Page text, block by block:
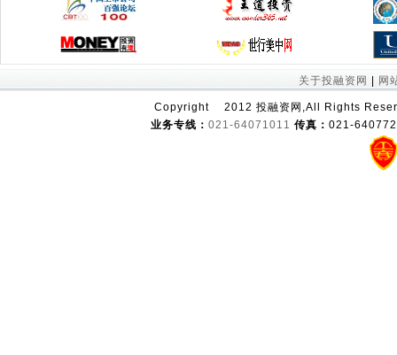
关于投融资网 网
Copyright
2012 投融资网,All Rights
业务专线： 021-64071011 传真： 021-